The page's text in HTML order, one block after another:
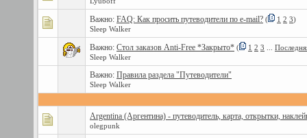
Важно: FAQ: Как просить путеводители по e-mail? ( 1 2 3)
Sleep Walker
Важно: Стол заказов Anti-Free *Закрыто* ( 1 2 3
Sleep Walker
Важно: Правила раздела "Путеводители"
Sleep Walker
Argentina (Аргентина) - путеводитель, карта, открытки,
olegpunk